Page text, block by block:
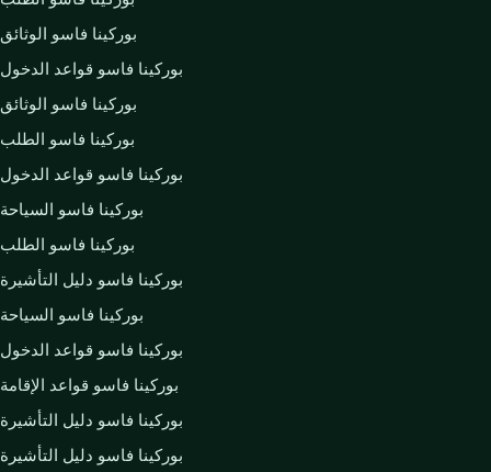
بوركينا فاسو الوثائق
بوركينا فاسو قواعد الدخول
بوركينا فاسو الوثائق
بوركينا فاسو الطلب
بوركينا فاسو قواعد الدخول
بوركينا فاسو السياحة
بوركينا فاسو الطلب
بوركينا فاسو دليل التأشيرة
بوركينا فاسو السياحة
بوركينا فاسو قواعد الدخول
بوركينا فاسو قواعد الإقامة
بوركينا فاسو دليل التأشيرة
بوركينا فاسو دليل التأشيرة